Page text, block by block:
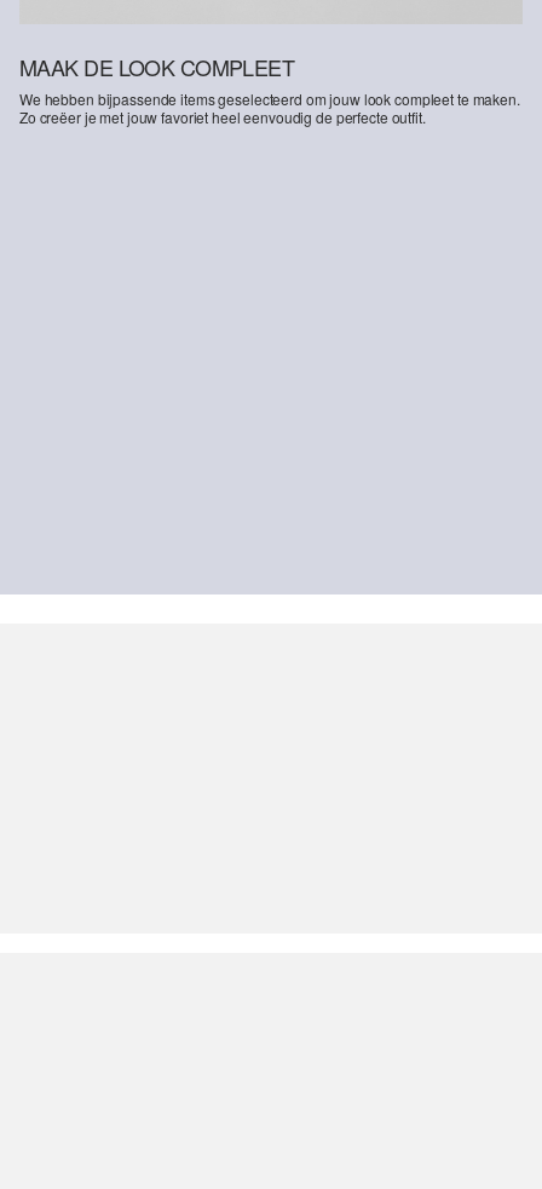
MAAK DE LOOK COMPLEET
We hebben bijpassende items geselecteerd om jouw look compleet te maken.
Zo creëer je met jouw favoriet heel eenvoudig de perfecte outfit.